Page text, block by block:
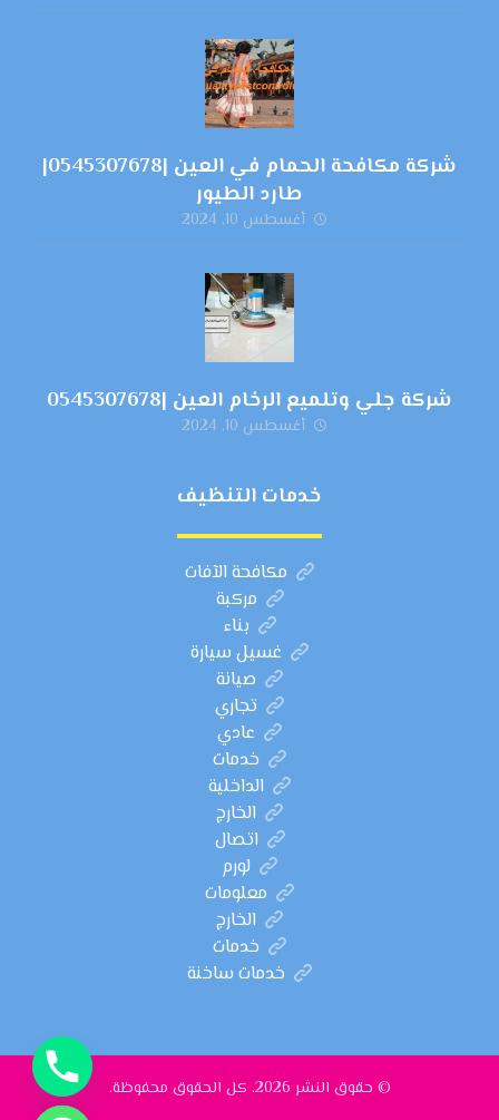
شركة مكافحة الحمام في العين |0545307678|
طارد الطيور
أغسطس 10, 2024
شركة جلي وتلميع الرخام العين |0545307678
أغسطس 10, 2024
خدمات التنظيف
مكافحة الآفات
مركبة
بناء
غسيل سيارة
صيانة
تجاري
عادي
خدمات
الداخلية
الخارج
اتصال
لورم
معلومات
الخارج
خدمات
خدمات ساخنة
© حقوق النشر 2026. كل الحقوق محفوظة.